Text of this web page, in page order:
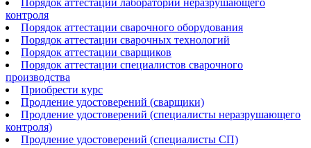
Порядок аттестации лабораторий неразрушающего
контроля
Порядок аттестации сварочного оборудования
Порядок аттестации сварочных технологий
Порядок аттестации сварщиков
Порядок аттестации специалистов сварочного
производства
Приобрести курс
Продление удостоверений (сварщики)
Продление удостоверений (специалисты неразрушающего
контроля)
Продление удостоверений (специалисты СП)